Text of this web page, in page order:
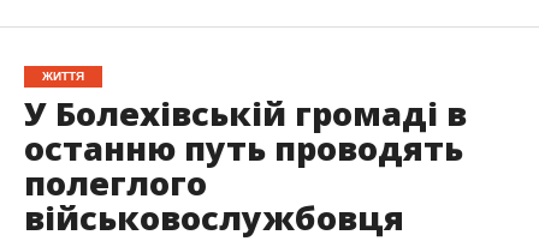
ЖИТТЯ
У Болехівській громаді в
останню путь проводять
полеглого
військовослужбовця